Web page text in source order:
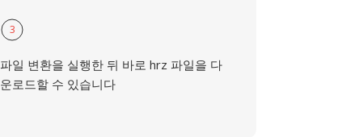
3
파일 변환을 실행한 뒤 바로 hrz 파일을 다
운로드할 수 있습니다